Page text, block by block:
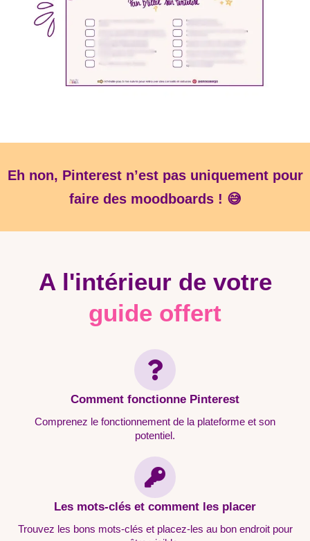
Eh non, Pinterest n’est pas uniquement pour
faire des moodboards ! 😅
A l'intérieur de votre
guide offert
Comment fonctionne Pinterest
Comprenez le fonctionnement de la plateforme et son
potentiel.
Les mots-clés et comment les placer
Trouvez les bons mots-clés et placez-les au bon endroit pour